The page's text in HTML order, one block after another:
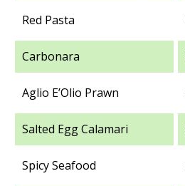
Red Pasta
Carbonara
Aglio E’Olio Prawn
Salted Egg Calamari
Spicy Seafood